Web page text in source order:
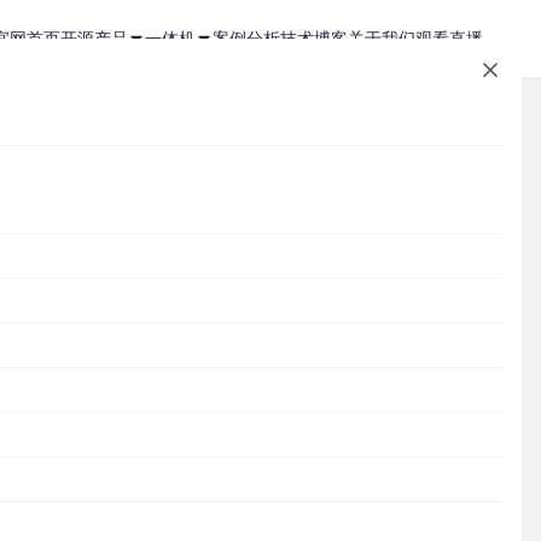
网首页开源产品
一体机
案例分析技术博客关于我们观看直播